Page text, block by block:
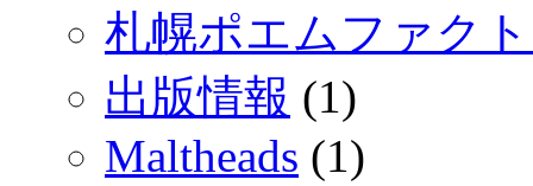
札幌ポエムファク
出版情報 (1)
Maltheads (1)